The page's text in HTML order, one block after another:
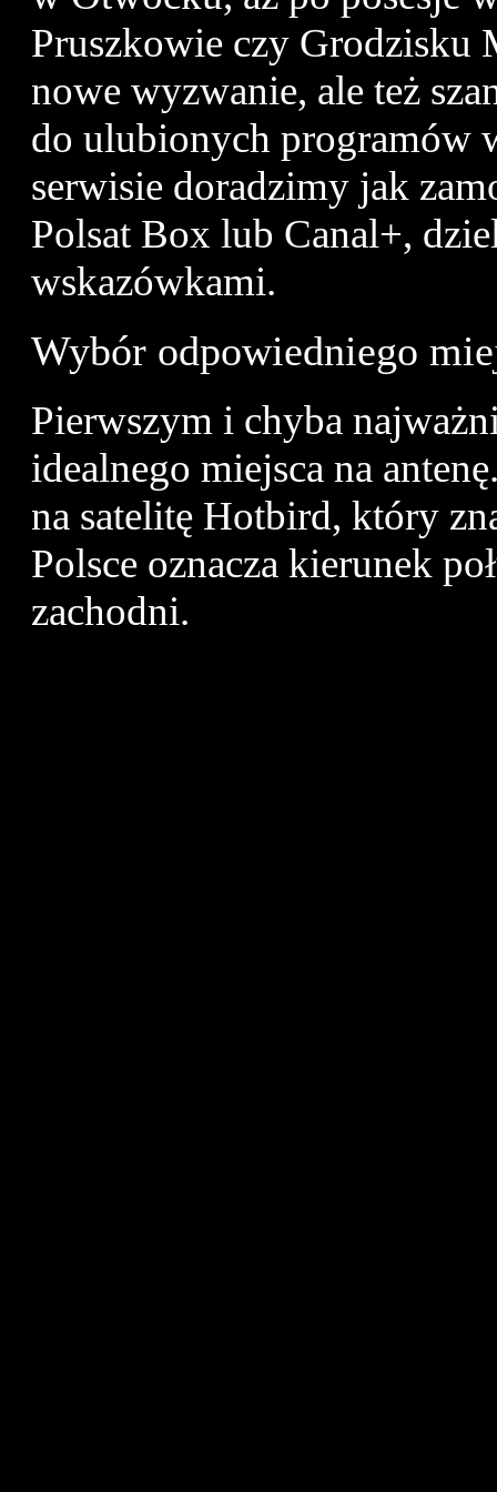
Pruszkowie czy Grodzisku
nowe wyzwanie, ale też
do ulubionych programów
serwisie doradzimy jak
Polsat Box lub Canal+,
wskazówkami.
Wybór odpowiedniego
Pierwszym i chyba
idealnego miejsca na
na satelitę Hotbird, który
Polsce oznacza kierunek
zachodni.